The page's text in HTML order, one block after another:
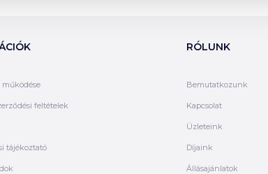
feltételek
tájékoztató
RÓLUNK
Bemutatkozunk
Kapcsolat
Üzleteink
Díjaink
Állásajánlatok